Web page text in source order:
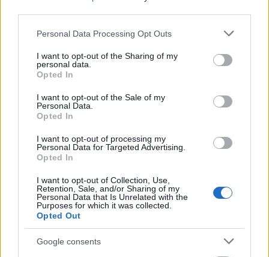
Please note that this website/app uses one or more Google
not limited to your visit or usage behaviour. You may click to
grant or deny consent to Google and its third-party tags to
use your data for below specified purposes in below Google
consent section.
Personal Data Processing Opt Outs
I want to opt-out of the Sharing of my
personal data.
Opted In
I want to opt-out of the Sale of my
Personal Data.
Opted In
I want to opt-out of processing my
Personal Data for Targeted Advertising.
Opted In
I want to opt-out of Collection, Use,
Retention, Sale, and/or Sharing of my
Personal Data that Is Unrelated with the
Purposes for which it was collected.
Opted Out
Google consents
διανυκτερεύσεων, οι επισκέπτες μπορούν να